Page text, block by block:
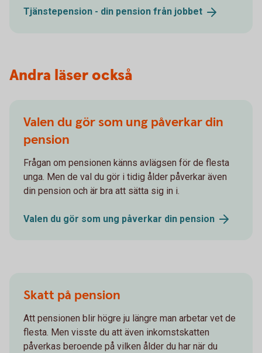
Tjänstepension - din pension från jobbet
Andra läser också
Valen du gör som ung påverkar din
pension
Frågan om pensionen känns avlägsen för de flesta
unga. Men de val du gör i tidig ålder påverkar även
din pension och är bra att sätta sig in i.
Valen du gör som ung påverkar din pension
Skatt på pension
Att pensionen blir högre ju längre man arbetar vet de
flesta. Men visste du att även inkomstskatten
påverkas beroende på vilken ålder du har när du